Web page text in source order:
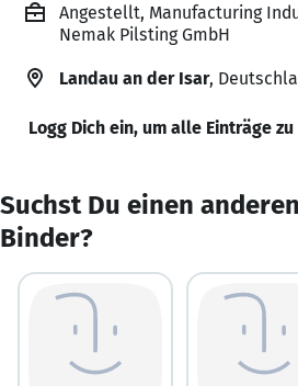
Angestellt, Manufacturing
Nemak Pilsting GmbH
Landau an der Isar,
Logg Dich ein, um alle Einträge
Suchst Du einen
Binder?